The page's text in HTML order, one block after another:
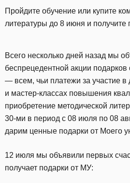
Пройдите обучение или купите
литературы до 8 июня и получите
Всего несколько дней назад мы
беспрецедентной акции подарков
— всем, чьи платежи за участие в
и мастер-классах повышения
приобретение методической
30-ми в период с 08 июля по 08
дарим ценные подарки от Моего
12 июля мы объявили первых
получает подарки от МУ: